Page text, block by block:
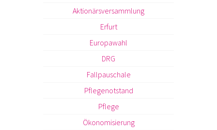
Aktionärsversammlung
Erfurt
Europawahl
DRG
Fallpauschale
Pflegenotstand
Pflege
Ökonomisierung